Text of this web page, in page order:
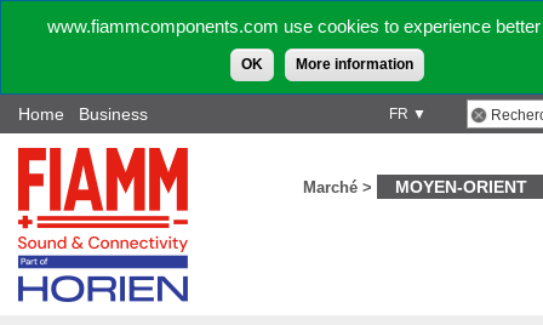
www.fiammcomponents.com use cookies to experience
OK More information
FR ▼
Home Business
Marché > MOYEN-ORIENT